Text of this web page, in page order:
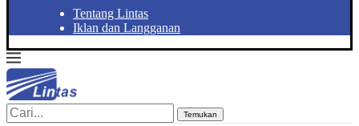
Tentang Lintas
Iklan dan Langganan
Temukan